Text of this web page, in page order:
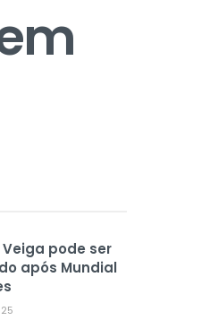
pode ser
após Mundial